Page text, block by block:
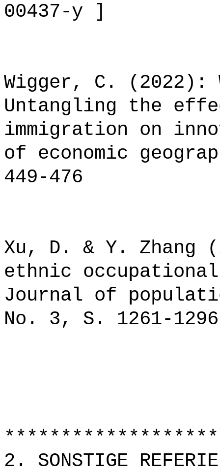
00437-y ]
Wigger, C. (2022):
Untangling the
immigration on
of economic
449-476
Xu, D. & Y. Zhang
ethnic
Journal of
No. 3, S. 1261-1296
2. SONSTIGE